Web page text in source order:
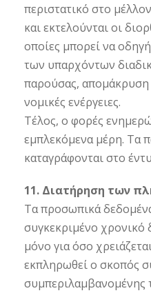
περιστατικό στο
και εκτελούνται οι
οποίες μπορεί να
των υπαρχόντων
παρούσας,
νομικές ενέργειες.
Τέλος, ο φορές
εμπλεκόμενα μέρη. Τα
καταγράφονται στο
11. Διατήρηση των
Τα προσωπικά
συγκεκριμένο χρονικό
μόνο για όσο
εκπληρωθεί ο σκοπός
συμπεριλαμβανομένης